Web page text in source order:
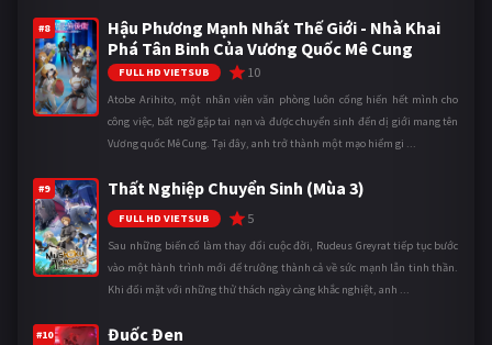
#8
Hậu Phương Mạnh Nhất Thế Giới - Nhà Khai
Phá Tân Binh Của Vương Quốc Mê Cung
FULL HD VIETSUB 10
Atobe Arihito, một nhân viên văn phòng luôn cống hiến hết mình cho
công việc, bất ngờ gặp tai nạn và được chuyển sinh đến dị giới mang tên
Vương quốc Mê Cung. Tại đây, anh trở thành một mạo hiểm gi ...
#9 Thất Nghiệp Chuyển Sinh (Mùa 3)
FULL HD VIETSUB 5
Sau những biến cố làm thay đổi cuộc đời, Rudeus Greyrat tiếp tục bước
vào một hành trình mới để trưởng thành cả về sức mạnh lẫn tinh thần.
Khi đối mặt với những thử thách ngày càng khắc nghiệt, anh ...
#10 Đuốc Đen